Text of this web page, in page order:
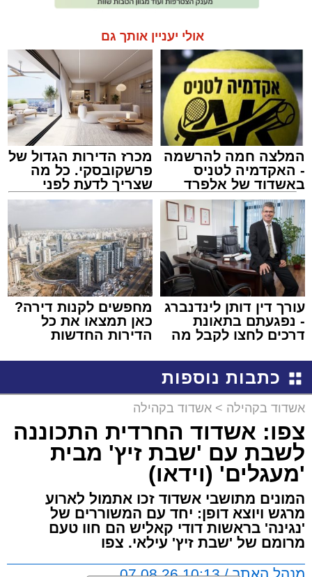
אולי יעניין אותך גם
המלצה חמה להרשמה
- האקדמיה לטניס
באשדוד של אלפרד
קריאולנסקי - לילדים
מכרז הדירות הגדול של
פרשקובסקי. כל מה
שצריך לדעת לפני
שמגישים הצעה לדירה
עורך דין דותן לינדנברג
- נפגעתם בתאונת
דרכים לחצו לקבל מה
מחפשים לקנות דירה?
כאן תמצאו את כל
הדירות החדשות
כתבות נוספות
אשדוד בקהילה > אשדוד בקהילה
צפו: אשדוד החרדית התכוננה
לשבת עם 'שבת זיץ' מבית
'מעגלים' (וידאו)
המונים מתושבי אשדוד זכו אתמול לארוע
מרגש ויוצא דופן: יחד עם המשוררים של
'נגינה' בראשות דודי קאליש הם חוו טעם
מרומם של 'שבת זיץ' עילאי. צפו